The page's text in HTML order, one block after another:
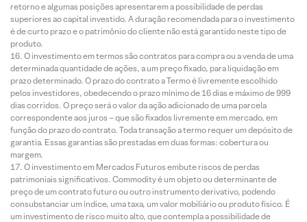
retorno e algumas posições apresentarem a possibilidade de perdas
superiores ao capital investido. A duração recomendada para o investimento
é de curto prazo e o patrimônio do cliente não está garantido neste tipo de
produto.
O investimento em termos são contratos para compra ou a venda de uma
determinada quantidade de ações, a um preço fixado, para liquidação em
prazo determinado. O prazo do contrato a Termo é livremente escolhido
pelos investidores, obedecendo o prazo mínimo de 16 dias e máximo de 999
dias corridos. O preço será o valor da ação adicionado de uma parcela
correspondente aos juros – que são fixados livremente em mercado, em
função do prazo do contrato. Toda transação a termo requer um depósito de
garantia. Essas garantias são prestadas em duas formas: cobertura ou
margem.
O investimento em Mercados Futuros embute riscos de perdas
patrimoniais significativos. Commodity é um objeto ou determinante de
preço de um contrato futuro ou outro instrumento derivativo, podendo
consubstanciar um índice, uma taxa, um valor mobiliário ou produto físico. É
um investimento de risco muito alto, que contempla a possibilidade de